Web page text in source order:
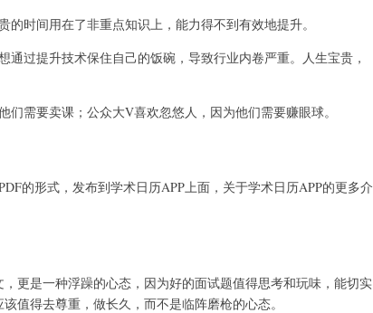
的时间用在了非重点知识上，能力得不到有效地提升。
通过提升技术保住自己的饭碗，导致行业内卷严重。人生宝贵，
们需要卖课；公众大V喜欢忽悠人，因为他们需要赚眼球。
的形式，发布到学术日历APP上面，关于学术日历APP的更多介
更是一种浮躁的心态，因为好的面试题值得思考和玩味，能切实
值得去尊重，做长久，而不是临阵磨枪的心态。